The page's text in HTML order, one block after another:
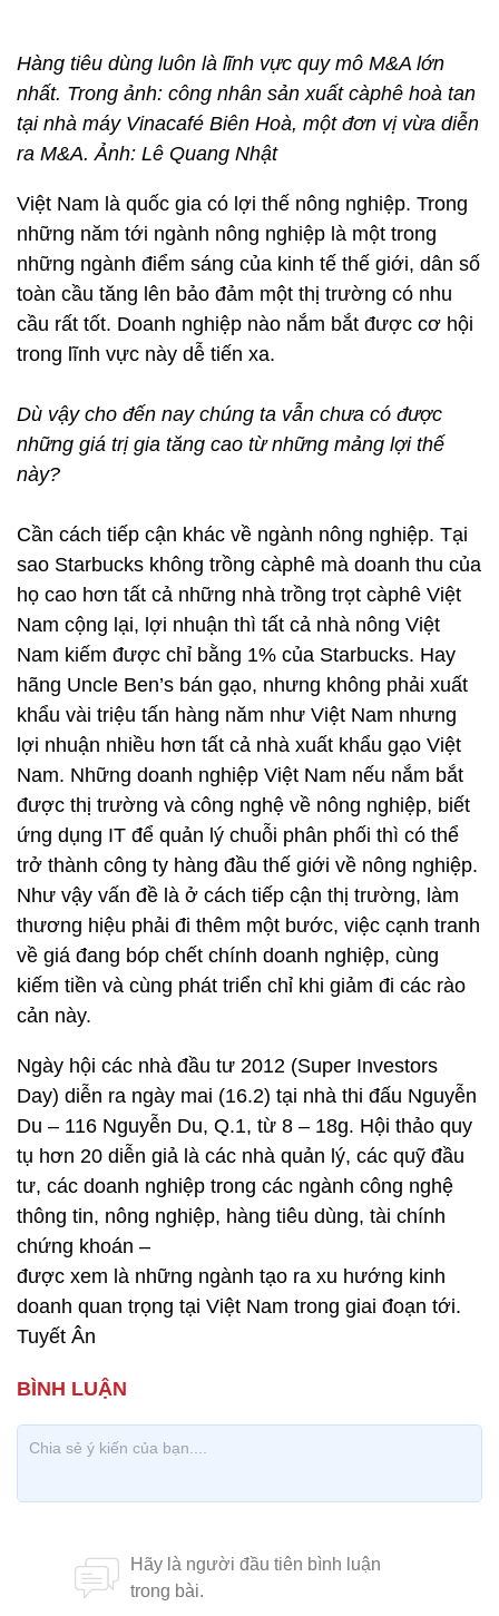
Hàng tiêu dùng luôn là lĩnh vực quy mô M&A lớn
nhất. Trong ảnh: công nhân sản xuất càphê hoà tan
tại nhà máy Vinacafé Biên Hoà, một đơn vị vừa diễn
ra M&A. Ảnh: Lê Quang Nhật
Việt Nam là quốc gia có lợi thế nông nghiệp. Trong
những năm tới ngành nông nghiệp là một trong
những ngành điểm sáng của kinh tế thế giới, dân số
toàn cầu tăng lên bảo đảm một thị trường có nhu
cầu rất tốt. Doanh nghiệp nào nắm bắt được cơ hội
trong lĩnh vực này dễ tiến xa.
Dù vậy cho đến nay chúng ta vẫn chưa có được
những giá trị gia tăng cao từ những mảng lợi thế
này?
Cần cách tiếp cận khác về ngành nông nghiệp. Tại
sao Starbucks không trồng càphê mà doanh thu của
họ cao hơn tất cả những nhà trồng trọt càphê Việt
Nam cộng lại, lợi nhuận thì tất cả nhà nông Việt
Nam kiếm được chỉ bằng 1% của Starbucks. Hay
hãng Uncle Ben’s bán gạo, nhưng không phải xuất
khẩu vài triệu tấn hàng năm như Việt Nam nhưng
lợi nhuận nhiều hơn tất cả nhà xuất khẩu gạo Việt
Nam. Những doanh nghiệp Việt Nam nếu nắm bắt
được thị trường và công nghệ về nông nghiệp, biết
ứng dụng IT để quản lý chuỗi phân phối thì có thể
trở thành công ty hàng đầu thế giới về nông nghiệp.
Như vậy vấn đề là ở cách tiếp cận thị trường, làm
thương hiệu phải đi thêm một bước, việc cạnh tranh
về giá đang bóp chết chính doanh nghiệp, cùng
kiếm tiền và cùng phát triển chỉ khi giảm đi các rào
cản này.
Ngày hội các nhà đầu tư 2012 (Super Investors
Day) diễn ra ngày mai (16.2) tại nhà thi đấu Nguyễn
Du – 116 Nguyễn Du, Q.1, từ 8 – 18g. Hội thảo quy
tụ hơn 20 diễn giả là các nhà quản lý, các quỹ đầu
tư, các doanh nghiệp trong các ngành công nghệ
thông tin, nông nghiệp, hàng tiêu dùng, tài chính
chứng khoán –
được xem là những ngành tạo ra xu hướng kinh
doanh quan trọng tại Việt Nam trong giai đoạn tới.
Tuyết Ân